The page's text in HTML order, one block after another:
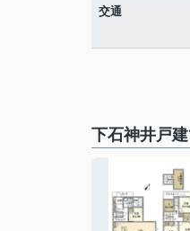
交通
下石神井戸